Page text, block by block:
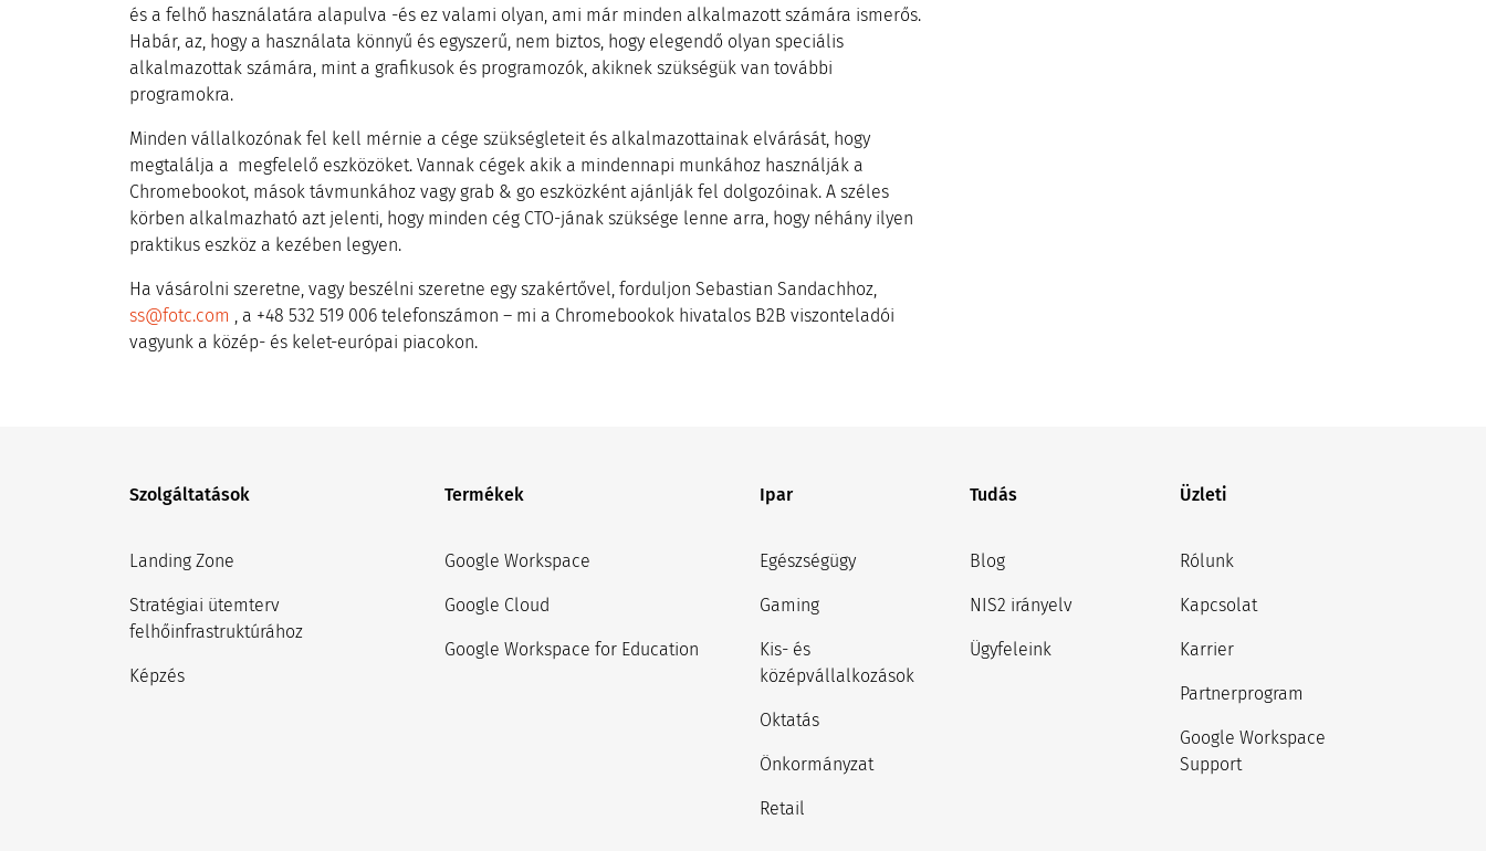
és a felhő használatára alapulva -és ez valami olyan, ami már minden alkalmazott számára ismerős.
Habár, az, hogy a használata könnyű és egyszerű, nem biztos, hogy elegendő olyan speciális
alkalmazottak számára, mint a grafikusok és programozók, akiknek szükségük van további
programokra.
Minden vállalkozónak fel kell mérnie a cége szükségleteit és alkalmazottainak elvárását, hogy
megtalálja a megfelelő eszközöket. Vannak cégek akik a mindennapi munkához használják a
Chromebookot, mások távmunkához vagy grab & go eszközként ajánlják fel dolgozóinak. A széles
körben alkalmazható azt jelenti, hogy minden cég CTO-jának szüksége lenne arra, hogy néhány ilyen
praktikus eszköz a kezében legyen.
Ha vásárolni szeretne, vagy beszélni szeretne egy szakértővel, forduljon Sebastian Sandachhoz,
ss@fotc.com , a +48 532 519 006 telefonszámon – mi a Chromebookok hivatalos B2B viszonteladói
vagyunk a közép- és kelet-európai piacokon.
Szolgáltatások
Landing Zone
Stratégiai ütemterv
felhőinfrastruktúrához
Képzés
Termékek
Google Workspace
Google Cloud
Google Workspace for Education
Ipar
Egészségügy
Gaming
Kis- és
középvállalkozások
Oktatás
Önkormányzat
Retail
Tudás
Blog
NIS2 irányelv
Ügyfeleink
Üzleti
Rólunk
Kapcsolat
Karrier
Partnerprogram
Google Workspace
Support